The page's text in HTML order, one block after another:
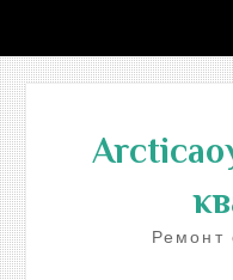
content
Ремонт